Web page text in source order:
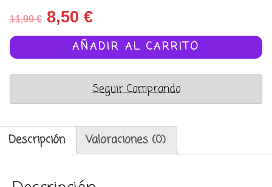
11,99€ El
precio
original
11,99 €.
8,50 €El
precio
actual
8,50 €.
De
antorcha
a
-
(torch
to
AÑADIR AL CARRITO
Seguir Comprando
Descripción Valoraciones (0)